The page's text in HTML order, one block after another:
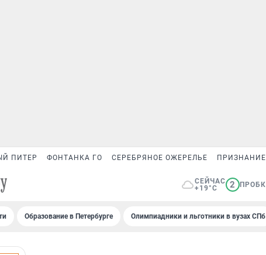
ПИТЕР ФОНТАНКА ГО СЕРЕБРЯНОЕ ОЖЕРЕЛЬЕ
СЕЙЧАС
+19°C
2
Образование в Петербурге Олимпиадники и льготники в вузах СПб